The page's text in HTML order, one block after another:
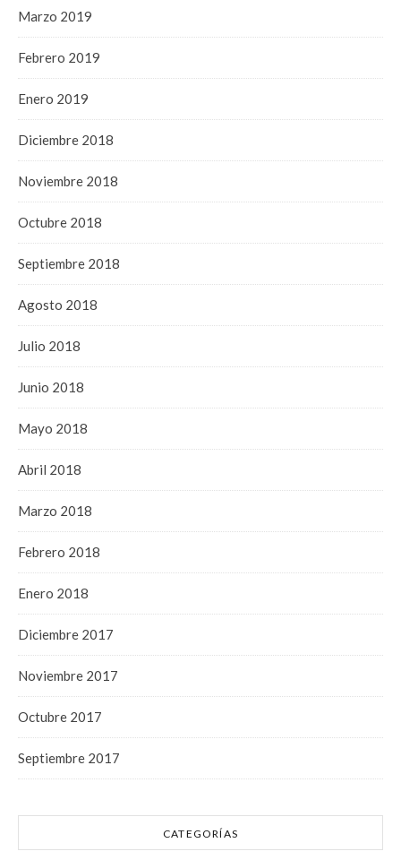
Marzo 2019
Febrero 2019
Enero 2019
Diciembre 2018
Noviembre 2018
Octubre 2018
Septiembre 2018
Agosto 2018
Julio 2018
Junio 2018
Mayo 2018
Abril 2018
Marzo 2018
Febrero 2018
Enero 2018
Diciembre 2017
Noviembre 2017
Octubre 2017
Septiembre 2017
CATEGORÍAS